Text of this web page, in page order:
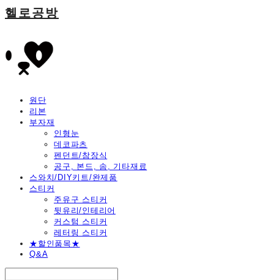
헬로공방
원단
리본
부자재
인형눈
데코파츠
펜던트/참장식
공구, 본드, 솜, 기타재료
스와치/DIY키트/완제품
스티커
주유구 스티커
뒷유리/인테리어
커스텀 스티커
레터링 스티커
★할인품목★
Q&A